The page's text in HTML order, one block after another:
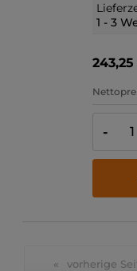
1 - 3
-
«